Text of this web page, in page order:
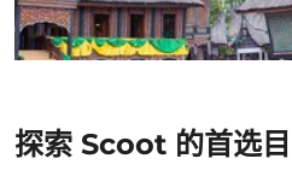
探索 Scoot 的首选